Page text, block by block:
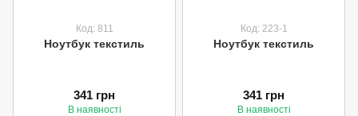
Код: 811
Ноутбук текстиль
341 грн
В наявності
Код: 223-1
Ноутбук текстиль
341 грн
В наявності